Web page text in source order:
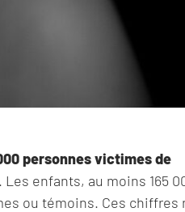
personnes victimes de
enfants, au moins 165
ou témoins. Ces chiffres